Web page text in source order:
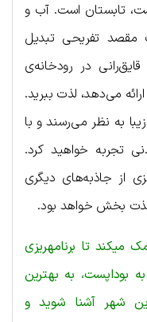
تابستان است. آب و
تفریحی تبدیل
در رودخانه‌ی
می‌دهد، لذت ببرید.
به نظر می‌رسند و با
تجربه خواهید کرد.
از جاذبه‌های دیگری
لذت بخش خواهد بود.
میکند تا برنامهریزی
بوداپست، به بهترین
شهر آشنا شوید و